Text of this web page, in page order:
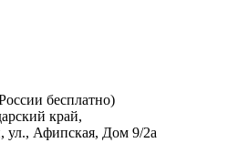
бесплатно)
край,
ул., Афипская, Дом 9/2а